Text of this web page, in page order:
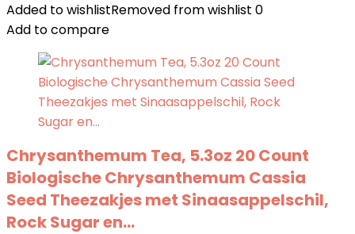
Added to wishlistRemoved from wishlist 0
Add to compare
Chrysanthemum Tea, 5.3oz 20 Count
Biologische Chrysanthemum Cassia
Seed Theezakjes met Sinaasappelschil,
Rock Sugar en…